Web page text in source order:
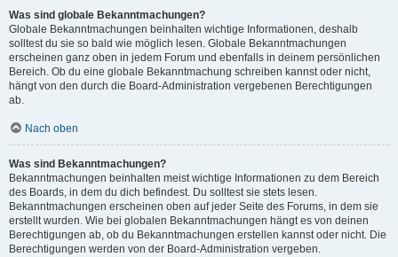
Was sind globale Bekanntmachungen?
Globale Bekanntmachungen beinhalten wichtige Informationen, deshalb
solltest du sie so bald wie möglich lesen. Globale Bekanntmachungen
erscheinen ganz oben in jedem Forum und ebenfalls in deinem persönlichen
Bereich. Ob du eine globale Bekanntmachung schreiben kannst oder nicht,
hängt von den durch die Board-Administration vergebenen Berechtigungen
ab.
Nach oben
Was sind Bekanntmachungen?
Bekanntmachungen beinhalten meist wichtige Informationen zu dem Bereich
des Boards, in dem du dich befindest. Du solltest sie stets lesen.
Bekanntmachungen erscheinen oben auf jeder Seite des Forums, in dem sie
erstellt wurden. Wie bei globalen Bekanntmachungen hängt es von deinen
Berechtigungen ab, ob du Bekanntmachungen erstellen kannst oder nicht. Die
Berechtigungen werden von der Board-Administration vergeben.